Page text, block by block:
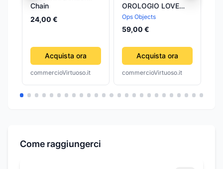
Chain
24,00 €
Acquista ora
commercioVirtuoso.it
OROLOGIO LOVE
CHAIN
Ops Objects
59,00 €
Acquista ora
commercioVirtuoso.it
Come raggiungerci